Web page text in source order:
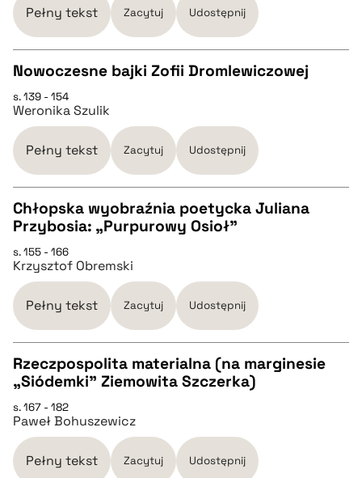
BIBTEX
pobierz cytat
Pełny tekst Zacytuj Udostępnij
CZYSTY TEKST
pobierz cytat
BIBTEX
Nowoczesne bajki Zofii Dromlewiczowej
s. 139 - 154
Weronika Szulik
Pełny tekst Zacytuj Udostępnij
CZYSTY TEKST
pobierz cytat
BIBTEX
pobierz cytat
Chłopska wyobraźnia poetycka Juliana
Przybosia: „Purpurowy Osioł”
s. 155 - 166
Krzysztof Obremski
Pełny tekst Zacytuj Udostępnij
pobierz cytat
Rzeczpospolita materialna (na marginesie
„Siódemki” Ziemowita Szczerka)
s. 167 - 182
Paweł Bohuszewicz
Pełny tekst Zacytuj Udostępnij